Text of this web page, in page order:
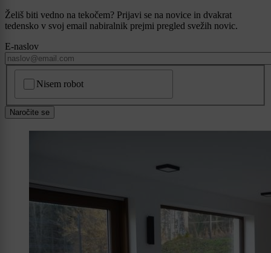
Želiš biti vedno na tekočem? Prijavi se na novice in dvakrat
tedensko v svoj email nabiralnik prejmi pregled svežih novic.
E-naslov
Nisem robot
Naročite se